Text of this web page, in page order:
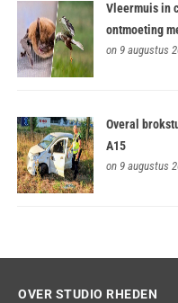
Vleermuis in
ontmoeting
on 9 augustus
Overal
A15
on 9 augustus
OVER STUDIO RHEDEN